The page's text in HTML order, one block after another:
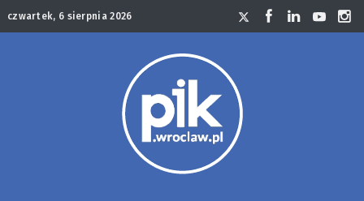
czwartek, 6 sierpnia 2026